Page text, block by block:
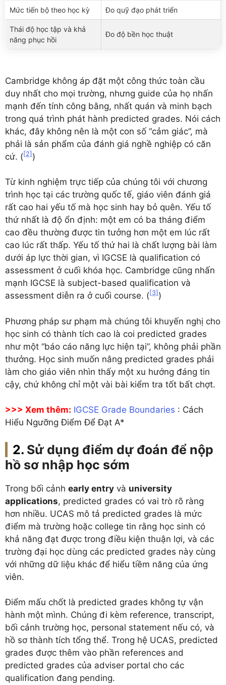
Mức tiến bộ theo học kỳ Đo quỹ đạo phát triển
Thái độ học tập và khả
năng phục hồi
Đo độ bền học thuật
Cambridge không áp đặt một công thức toàn cầu
duy nhất cho mọi trường, nhưng guide của họ nhấn
mạnh đến tính công bằng, nhất quán và minh bạch
trong quá trình phát hành predicted grades. Nói cách
khác, đây không nên là một con số “cảm giác”, mà
phải là sản phẩm của đánh giá nghề nghiệp có căn
cứ. ([2] )
Từ kinh nghiệm trực tiếp của chúng tôi với chương
trình học tại các trường quốc tế, giáo viên đánh giá
rất cao hai yếu tố mà học sinh hay bỏ quên. Yếu tố
thứ nhất là độ ổn định: một em có ba tháng điểm
cao đều thường được tin tưởng hơn một em lúc rất
cao lúc rất thấp. Yếu tố thứ hai là chất lượng bài làm
dưới áp lực thời gian, vì IGCSE là qualification có
assessment ở cuối khóa học. Cambridge cũng nhấn
mạnh IGCSE là subject-based qualification và
assessment diễn ra ở cuối course. ([3] )
Phương pháp sư phạm mà chúng tôi khuyến nghị cho
học sinh có thành tích cao là coi predicted grades
như một “báo cáo năng lực hiện tại”, không phải phần
thưởng. Học sinh muốn nâng predicted grades phải
làm cho giáo viên nhìn thấy một xu hướng đáng tin
cậy, chứ không chỉ một vài bài kiểm tra tốt bất chợt.
>>> Xem thêm: IGCSE Grade Boundaries : Cách
Hiểu Ngưỡng Điểm Để Đạt A*
Sử dụng điểm dự đoán để nộp
hồ sơ nhập học sớm
Trong bối cảnh early entry và university
applications, predicted grades có vai trò rõ ràng
hơn nhiều. UCAS mô tả predicted grades là mức
điểm mà trường hoặc college tin rằng học sinh có
khả năng đạt được trong điều kiện thuận lợi, và các
trường đại học dùng các predicted grades này cùng
với những dữ liệu khác để hiểu tiềm năng của ứng
viên.
Điểm mấu chốt là predicted grades không tự vận
hành một mình. Chúng đi kèm reference, transcript,
bối cảnh trường học, personal statement nếu có, và
hồ sơ thành tích tổng thể. Trong hệ UCAS, predicted
grades được thêm vào phần references and
predicted grades của adviser portal cho các
qualification đang pending.